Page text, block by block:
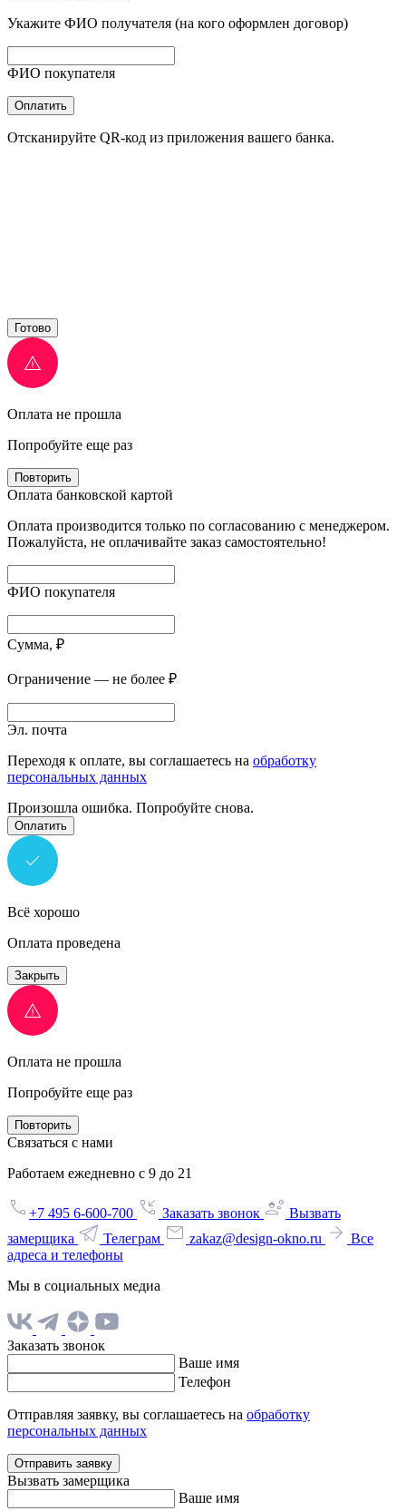
Укажите ФИО получателя (на кого оформлен договор)
ФИО покупателя
Оплатить
Отсканируйте QR-код из приложения вашего банка.
Готово
Оплата не прошла
Попробуйте еще раз
Повторить
Оплата банковской картой
Оплата производится только по согласованию с менеджером.
Пожалуйста, не оплачивайте заказ самостоятельно!
ФИО покупателя
Сумма, ₽
Ограничение — не более ₽
Эл. почта
Переходя к оплате, вы соглашаетесь на обработку
персональных данных
Произошла ошибка. Попробуйте снова.
Оплатить
Всё хорошо
Оплата проведена
Закрыть
Оплата не прошла
Попробуйте еще раз
Повторить
Связаться с нами
Работаем ежедневно с 9 до 21
+7 495 6-600-700 Заказать звонок
Вызвать
замерщика
Телеграм zakaz@design-okno.ru
Все
адреса и телефоны
Мы в социальных медиа
Заказать звонок
Ваше имя
Телефон
Отправляя заявку, вы соглашаетесь на обработку
персональных данных
Отправить заявку
Вызвать замерщика
Ваше имя